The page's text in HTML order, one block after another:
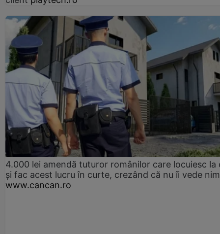
4.000 lei amendă tuturor românilor care locuiesc la
și fac acest lucru în curte, crezând că nu îi vede
www.cancan.ro